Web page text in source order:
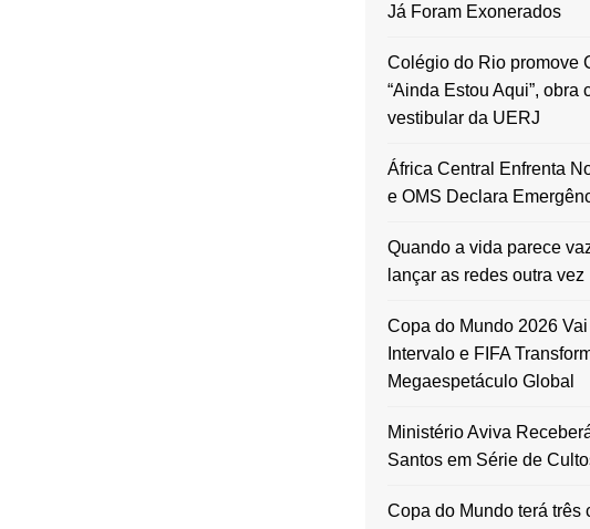
Já Foram Exonerados
Colégio do Rio promove
“Ainda Estou Aqui”, obra
vestibular da UERJ
África Central Enfrenta
e OMS Declara
Quando a vida parece
lançar as redes outra vez
Copa do Mundo 2026
Intervalo e FIFA
Megaespetáculo Global
Ministério Aviva
Santos em Série de
Copa do Mundo terá três